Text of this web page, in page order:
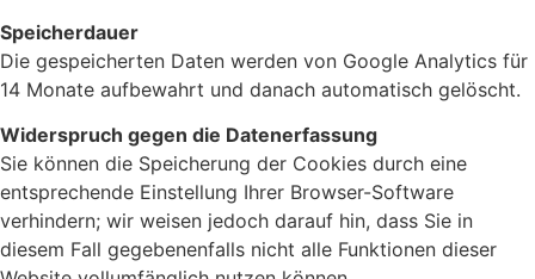
Speicherdauer
Die gespeicherten Daten werden von Google Analytics für
14 Monate aufbewahrt und danach automatisch gelöscht.
Widerspruch gegen die Datenerfassung
Sie können die Speicherung der Cookies durch eine
entsprechende Einstellung Ihrer Browser-Software
verhindern; wir weisen jedoch darauf hin, dass Sie in
diesem Fall gegebenenfalls nicht alle Funktionen dieser